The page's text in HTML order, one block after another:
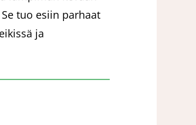
tuo esiin parhaat
ja